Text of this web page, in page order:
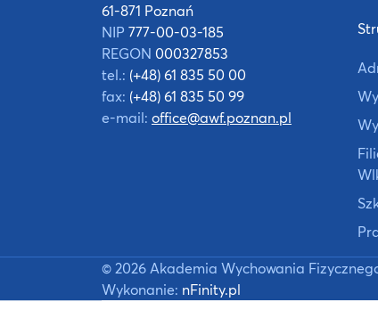
61-871 Poznań
NIP 777-00-03-185
REGON 000327853
tel.: (+48) 61 835 50 00
fax: (+48) 61 835 50 99
e-mail: office@awf.poznan.pl
©2026Akademia Wychowania
Wykonanie: nFinity.pl